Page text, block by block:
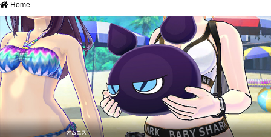
RTS/MOBA
アクション
シミュレーション
牧場婚活
DEAD OR ALIVE XVV
パズル/クイズ
Home